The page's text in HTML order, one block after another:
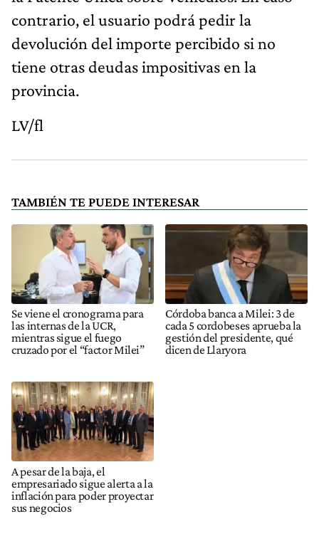
contrario, el usuario podrá pedir la
devolución del importe percibido si no
tiene otras deudas impositivas en la
provincia.
LV/fl
TAMBIÉN TE PUEDE INTERESAR
Se viene el cronograma para
las internas de la UCR,
mientras sigue el fuego
cruzado por el “factor Milei”
Córdoba banca a Milei: 3 de
cada 5 cordobeses aprueba la
gestión del presidente, qué
dicen de Llaryora
A pesar de la baja, el
empresariado sigue alerta a la
inflación para poder proyectar
sus negocios